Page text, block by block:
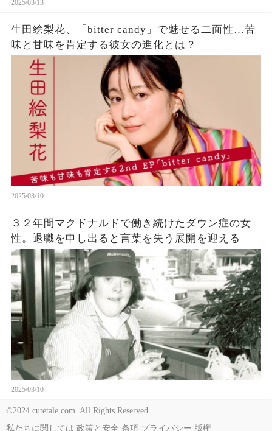
2025/03/13
生田絵梨花、「bitter candy」で魅せる二面性…苦
味と甘味を肯定する彼女の進化とは？
2025/03/10
３２年間マクドナルドで働き続けたダウン症の女
性。退職を申し出ると言葉を失う展開を迎える
2025/03/10
©2024 cutetale.com. All Rights Reserved.
私たちに関しては 政策と安全 条項 プライバシー 版権